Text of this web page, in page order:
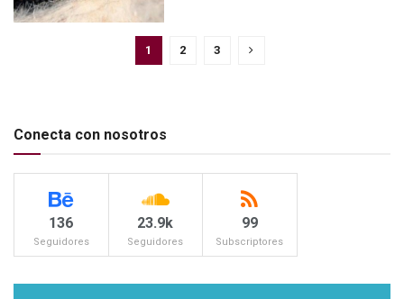
1 2 3
Conecta con nosotros
136
Seguidores
23.9k
Seguidores
99
Subscriptores